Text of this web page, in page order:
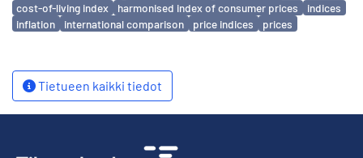
cost-of-living index
harmonised index of consumer prices
indices
inflation
international comparison price indices prices
Tietueen kaikki tiedot